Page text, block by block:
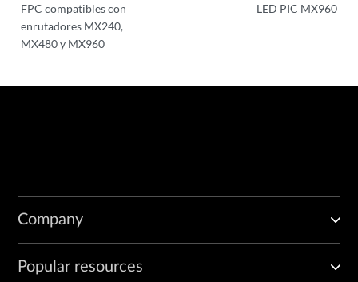
FPC compatibles con
enrutadores MX240,
MX480 y MX960
LED PIC MX960
Company
Popular resources